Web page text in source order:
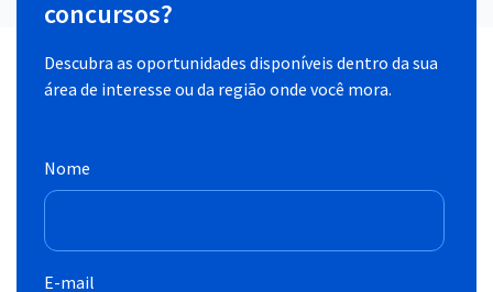
concursos?
Descubra as oportunidades disponíveis dentro da sua
área de interesse ou da região onde você mora.
Nome
E-mail